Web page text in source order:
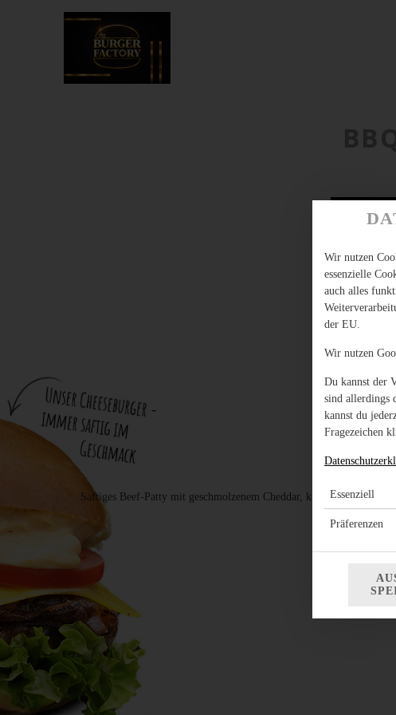
Saftiges Beef-Patty mit geschmolzenem Cheddar, knusprigem
Wir nutzen
essenzielle
auch alles
der EU.
Wir nutzen
Du kannst der
sind allerdings
kannst du
Fragezeichen
Essenziell
Präferenzen